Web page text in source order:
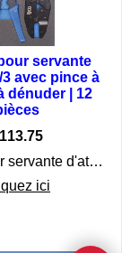
servante
avec pince à
dénuder | 12
Module pour servante d'atelier 1/3 avec pince à sertir et à dénuder | BGS 4029
ici